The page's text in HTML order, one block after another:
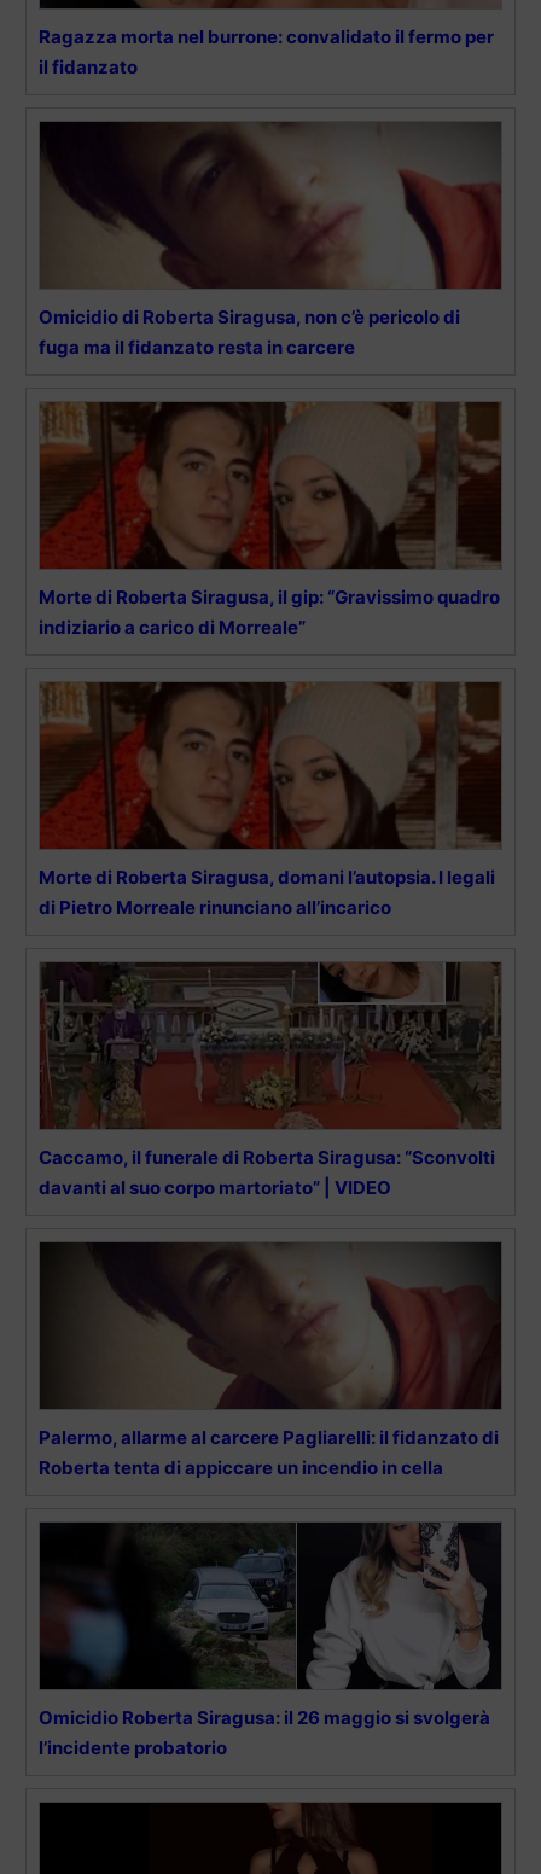
Ragazza morta nel burrone: convalidato il fermo per
il fidanzato
Omicidio di Roberta Siragusa, non c’è pericolo di
fuga ma il fidanzato resta in carcere
Morte di Roberta Siragusa, il gip: “Gravissimo quadro
indiziario a carico di Morreale”
Morte di Roberta Siragusa, domani l’autopsia. I legali
di Pietro Morreale rinunciano all’incarico
Caccamo, il funerale di Roberta Siragusa: “Sconvolti
davanti al suo corpo martoriato” | VIDEO
Palermo, allarme al carcere Pagliarelli: il fidanzato di
Roberta tenta di appiccare un incendio in cella
Omicidio Roberta Siragusa: il 26 maggio si svolgerà
l’incidente probatorio